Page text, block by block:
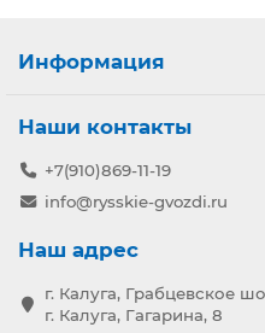
Информация
Наши контакты
+7(910)869-11-19
info@rysskie-gvozdi.ru
Наш адрес
г. Калуга, Грабцевское
г. Калуга, Гагарина, 8